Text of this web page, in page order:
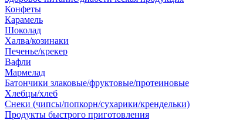
Конфеты
Карамель
Шоколад
Халва/козинаки
Печенье/крекер
Вафли
Мармелад
Батончики злаковые/фруктовые/протеиновые
Хлебцы/хлеб
Снеки (чипсы/попкорн/сухарики/крендельки)
Продукты быстрого приготовления